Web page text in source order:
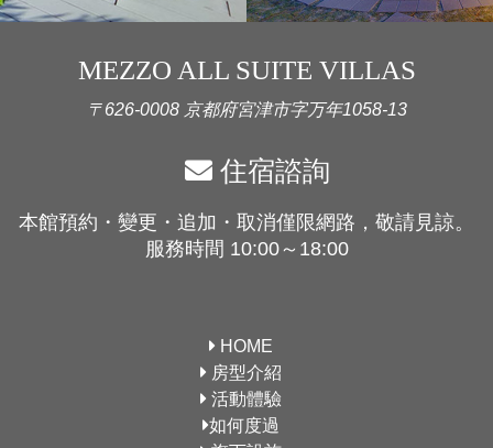
MEZZO ALL SUITE VILLAS
〒626-0008 京都府宮津市字万年1058-13
住宿諮詢
本館預約・變更・追加・取消僅限網路，敬請見諒。
服務時間 10:00～18:00
HOME
房型介紹
活動體驗
如何度過